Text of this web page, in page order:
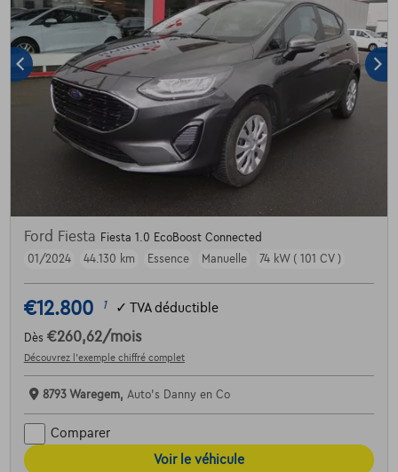
Ford Fiesta Fiesta 1.0 EcoBoost Connected
01/2024
44.130 km Essence Manuelle 74 kW ( 101 CV )
€12.800 1 ✓ TVA déductible
Dès €260,62/mois
Découvrez l’exemple chiffré complet
8793 Waregem, Auto's Danny en Co
Comparer
Voir le véhicule